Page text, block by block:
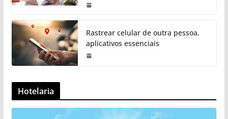
Rastrear celular de outra pessoa,
aplicativos essenciais
Hotelaria